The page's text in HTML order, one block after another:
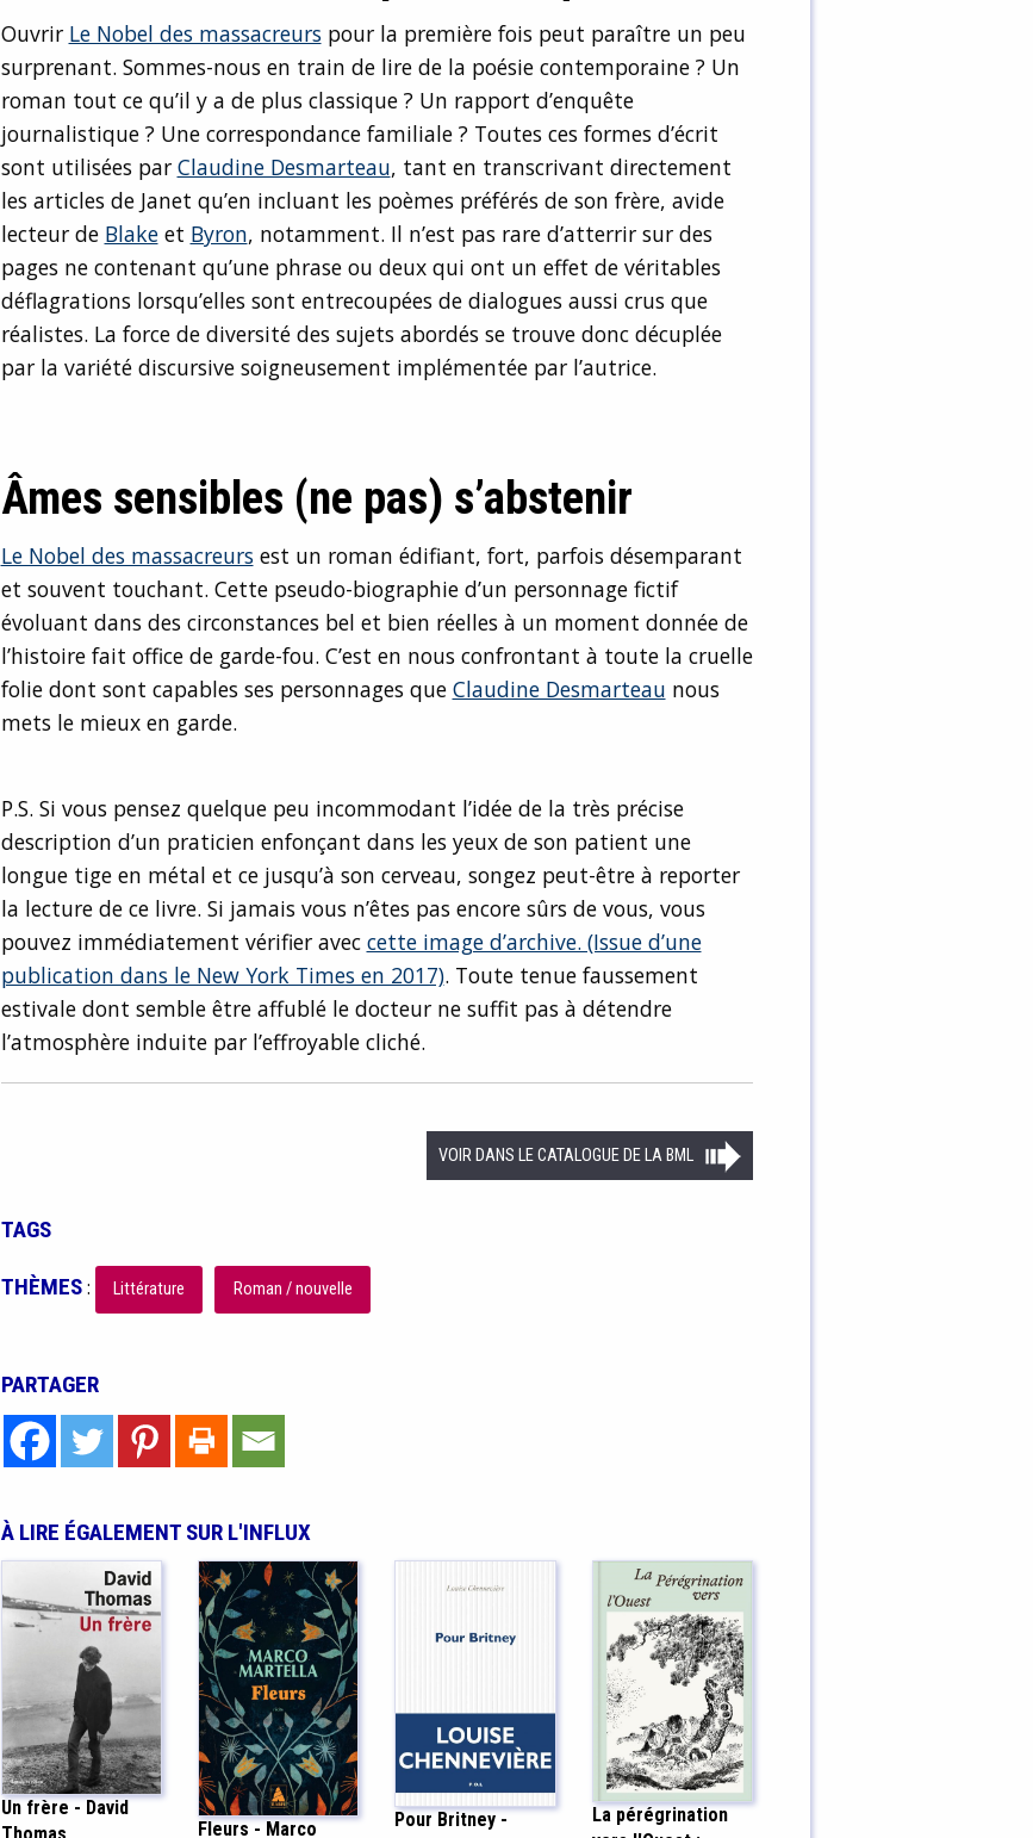
Ouvrir Le Nobel des massacreurspour la première fois peut paraître un peu
surprenant. Sommes-nous en train de lire de la poésie contemporaine ? Un
roman tout ce qu’il y a de plus classique ? Un rapport d’enquête
journalistique ? Une correspondance familiale ? Toutes ces formes d’écrit
sont utilisées par Claudine Desmarteau, tant en transcrivant directement
les articles de Janet qu’en incluant les poèmes préférés de son frère, avide
lecteur de Blakeet Byron, notamment. Il n’est pas rare d’atterrir sur des
pages ne contenant qu’une phrase ou deux qui ont un effet de véritables
déflagrations lorsqu’elles sont entrecoupées de dialogues aussi crus que
réalistes. La force de diversité des sujets abordés se trouve donc décuplée
par la variété discursive soigneusement implémentée par l’autrice.
Âmes sensibles (ne pas) s’abstenir
Le Nobel des massacreursest un roman édifiant, fort, parfois désemparant
et souvent touchant. Cette pseudo-biographie d’un personnage fictif
évoluant dans des circonstances bel et bien réelles à un moment donnée de
l’histoire fait office de garde-fou. C’est en nous confrontant à toute la cruelle
folie dont sont capables ses personnages que Claudine Desmarteau nous
mets le mieux en garde.
P.S. Si vous pensez quelque peu incommodant l’idée de la très précise
description d’un praticien enfonçant dans les yeux de son patient une
longue tige en métal et ce jusqu’à son cerveau, songez peut-être à reporter
la lecture de ce livre. Si jamais vous n’êtes pas encore sûrs de vous, vous
pouvez immédiatement vérifier avec cette image d’archive. (Issue d’une
publication dans le New York Times en 2017). Toute tenue faussement
estivale dont semble être affublé le docteur ne suffit pas à détendre
l’atmosphère induite par l’effroyable cliché.
VOIR DANS LE CATALOGUE DE LA BML
TAGS
THÈMES: Littérature Roman / nouvelle
PARTAGER
À LIRE ÉGALEMENT SUR L'INFLUX
Un frère - David
Fleurs - Marco
Pour Britney -
La pérégrination